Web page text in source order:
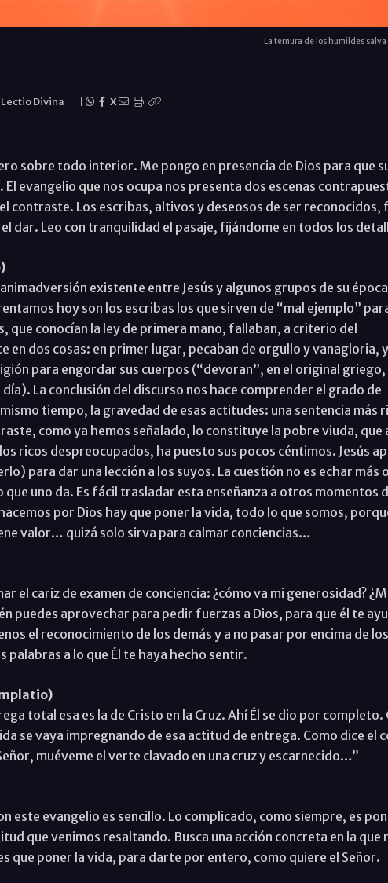
La ternura de los humildes
Lectio Divina X
sobre todo interior. Me pongo en presencia de Dios para que
evangelio que nos ocupa nos presenta dos escenas
contraste. Los escribas, altivos y deseosos de ser reconocidos,
dar. Leo con tranquilidad el pasaje, fijándome en todos los
existente entre Jesús y algunos grupos de su
hoy son los escribas los que sirven de “mal ejemplo”
que conocían la ley de primera mano, fallaban, a criterio del
en dos cosas: en primer lugar, pecaban de orgullo y vanagloria,
para engordar sus cuerpos (“devoran”, en el original griego,
La conclusión del discurso nos hace comprender el grado de
tiempo, la gravedad de esas actitudes: una sentencia más
como ya hemos señalado, lo constituye la pobre viuda, que
ricos despreocupados, ha puesto sus pocos céntimos. Jesús
para dar una lección a los suyos. La cuestión no es echar más
uno da. Es fácil trasladar esta enseñanza a otros momentos
por Dios hay que poner la vida, todo lo que somos,
valor… quizá solo sirva para calmar conciencias…
el cariz de examen de conciencia: ¿cómo va mi generosidad?
puedes aprovechar para pedir fuerzas a Dios, para que él te
el reconocimiento de los demás y a no pasar por encima de
palabras a lo que Él te haya hecho sentir.
total esa es la de Cristo en la Cruz. Ahí Él se dio por completo.
se vaya impregnando de esa actitud de entrega. Como dice el
muéveme el verte clavado en una cruz y escarnecido…”
este evangelio es sencillo. Lo complicado, como siempre, es
que venimos resaltando. Busca una acción concreta en la que
que poner la vida, para darte por entero, como quiere el Señor.